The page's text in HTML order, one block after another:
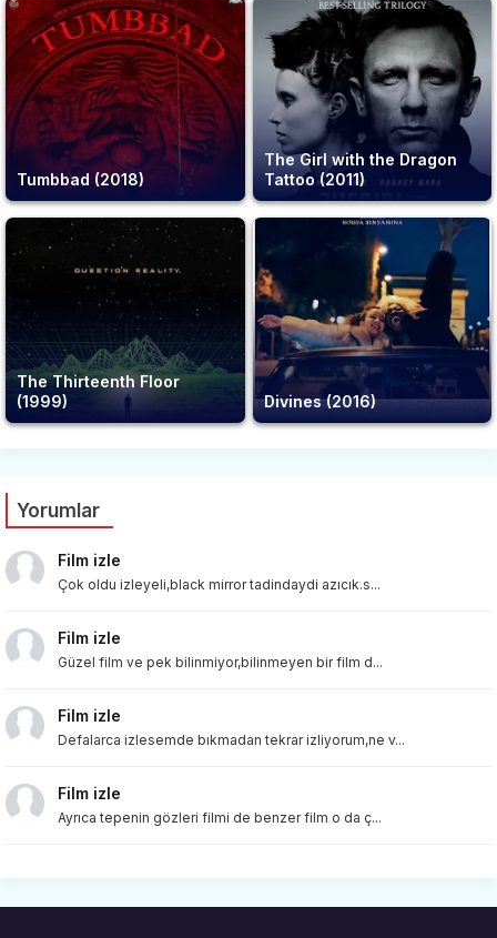
Tumbbad (2018)
The Girl with the Dragon
Tattoo (2011)
The Thirteenth Floor
(1999)
Divines (2016)
Yorumlar
Film izle
Çok oldu izleyeli,black mirror tadindaydi azıcık.s...
Film izle
Güzel film ve pek bilinmiyor,bilinmeyen bir film d...
Film izle
Defalarca izlesemde bıkmadan tekrar izliyorum,ne v...
Film izle
Ayrıca tepenin gözleri filmi de benzer film o da ç...